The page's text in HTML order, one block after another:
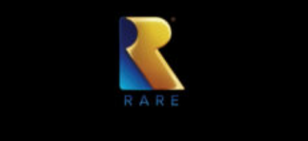
платформах
принедлежат»: